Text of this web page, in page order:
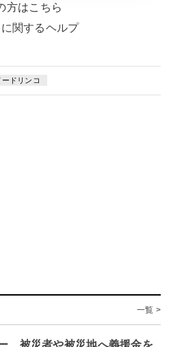
方はこちら
関するヘルプ
ードリンコ
一覧 >
、被災者や被災地へ義援金を